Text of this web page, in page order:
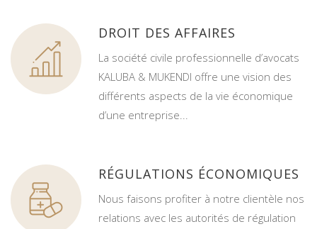
DROIT DES AFFAIRES
La société civile professionnelle d’avocats
KALUBA & MUKENDI offre une vision des
différents aspects de la vie économique
d’une entreprise...
RÉGULATIONS ÉCONOMIQUES
Nous faisons profiter à notre clientèle nos
relations avec les autorités de régulation